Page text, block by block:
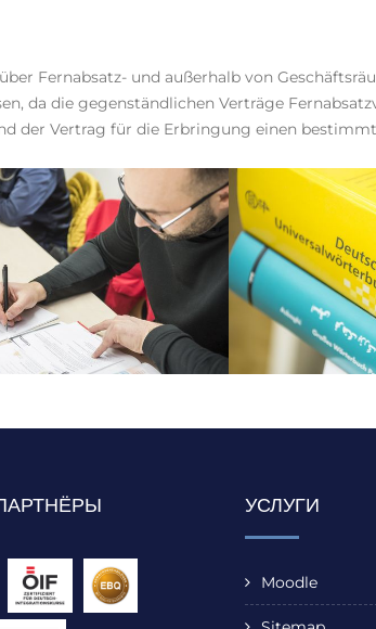
Fernabsatz- und außerhalb von
da die gegenständlichen Verträge
der Vertrag für die Erbringung einen
УСЛУГИ
Moodle